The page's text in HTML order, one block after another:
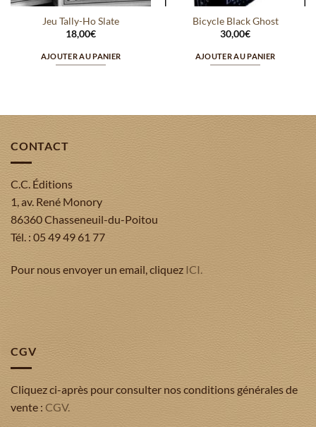
Jeu Tally-Ho Slate
18,00€
AJOUTER AU PANIER
Bicycle Black Ghost
30,00€
AJOUTER AU PANIER
CONTACT
C.C. Éditions
1, av. René Monory
86360 Chasseneuil-du-Poitou
Tél. : 05 49 49 61 77
Pour nous envoyer un email, cliquez ICI.
CGV
Cliquez ci-après pour consulter nos conditions générales de
vente : CGV.